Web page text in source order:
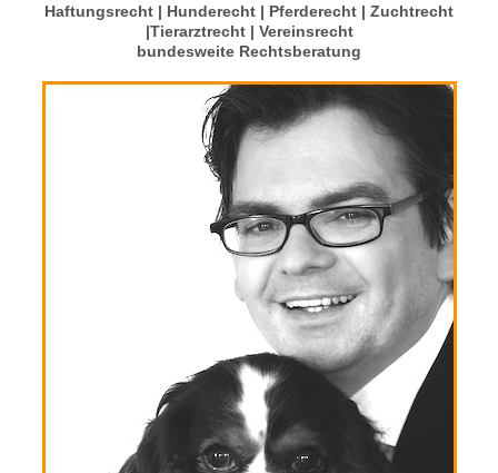
Haftungsrecht | Hunderecht | Pferderecht | Zuchtrecht
|Tierarztrecht | Vereinsrecht
bundesweite Rechtsberatung